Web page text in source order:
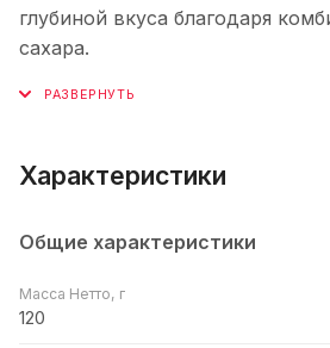
глубиной вкуса благодаря
сахара.
Характеристики
Общие характеристики
Масса Нетто, г
120